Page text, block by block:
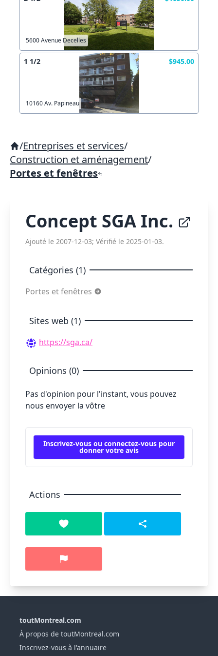
5600 Avenue Decelles
1 1/2 $945.00
10160 Av. Papineau
/Entreprises et services/
Construction et aménagement/
Portes et fenêtres
Concept SGA Inc.
Ajouté le 2007-12-03; Vérifié le 2025-01-03.
Catégories (1)
Portes et fenêtres
Sites web (1)
https://sga.ca/
Opinions (0)
Pas d'opinion pour l'instant, vous pouvez
nous envoyer la vôtre
Inscrivez-vous ou connectez-vous pour
donner votre avis
Actions
toutMontreal.com
À propos de toutMontreal.com
Inscrivez-vous à l'annuaire